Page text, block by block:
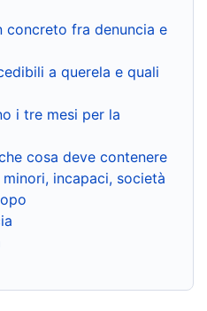
concreto fra denuncia e
a querela e quali
i tre mesi per la
cosa deve contenere
incapaci, società